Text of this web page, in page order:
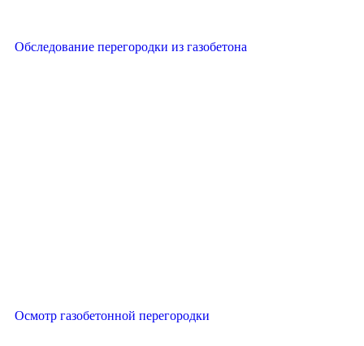
Обследование перегородки из газобетона
Осмотр газобетонной перегородки